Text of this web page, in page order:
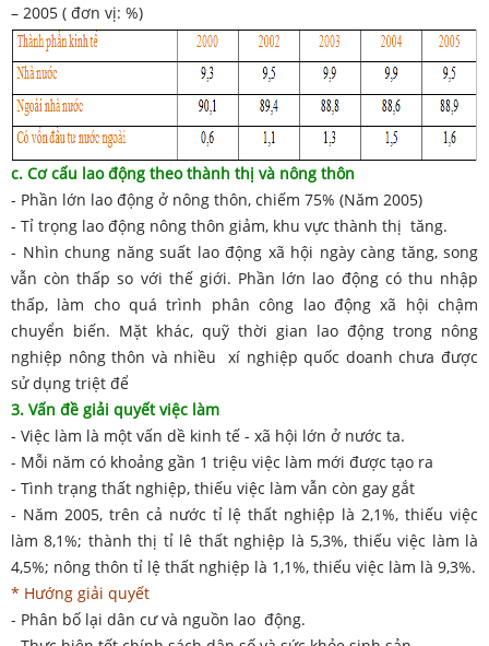
– 2005 ( đơn vị: %)
c. Cơ cấu lao động theo thành thị và nông thôn
- Phần lớn lao động ở nông thôn, chiếm 75% (Năm 2005)
- Tỉ trọng lao động nông thôn giảm, khu vực thành thị tăng.
- Nhìn chung năng suất lao động xã hội ngày càng tăng, song
vẫn còn thấp so với thế giới. Phần lớn lao động có thu nhập
thấp, làm cho quá trình phân công lao động xã hội chậm
chuyển biến. Mặt khác, quỹ thời gian lao động trong nông
nghiệp nông thôn và nhiều xí nghiệp quốc doanh chưa được
sử dụng triệt để
3. Vấn đề giải quyết việc làm
- Việc làm là một vấn dề kinh tế - xã hội lớn ở nước ta.
- Mỗi năm có khoảng gần 1 triệu việc làm mới được tạo ra
- Tình trạng thất nghiệp, thiếu việc làm vẫn còn gay gắt
- Năm 2005, trên cả nước tỉ lệ thất nghiệp là 2,1%, thiếu việc
làm 8,1%; thành thị tỉ lê thất nghiệp là 5,3%, thiếu việc làm là
4,5%; nông thôn tỉ lệ thất nghiệp là 1,1%, thiếu việc làm là 9,3%.
* Hướng giải quyết
- Phân bố lại dân cư và nguồn lao động.